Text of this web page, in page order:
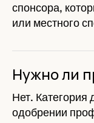
спонсора,
или местного
Нужно ли
Нет. Категория
одобрении